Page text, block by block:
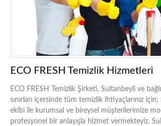
ECO FRESH Temizlik Hizmetleri
ECO FRESH Temizlik Şirketi, Sultanbeyli ve
sınırları içersinde tüm temizlik ihtiyaçlarınız
ekibi ile kurumsal ve bireysel müşterilerimize
profesyonel bir anlayışla hizmet vermekteyiz.